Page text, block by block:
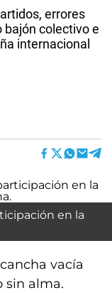
errores
colectivo e
internacional
en la
vacía
sin alma.